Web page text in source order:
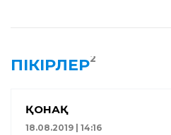
ПІКІРЛЕР2
ҚОНАҚ
18.08.2019 | 14:16